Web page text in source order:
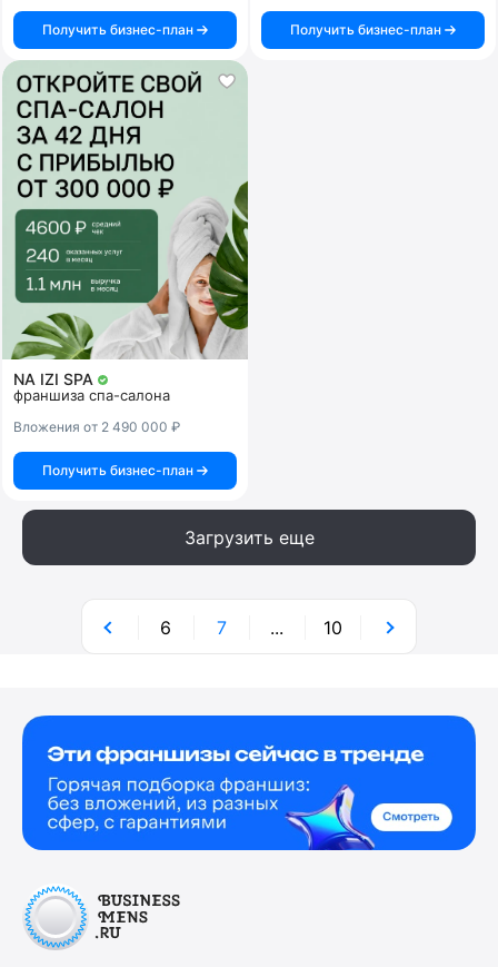
Получить бизнес-план Получить бизнес-план
NA IZI SPA
франшиза спа-салона
Вложения от 2 490 000 ₽
Получить бизнес-план
Загрузить еще
6 7 ... 10